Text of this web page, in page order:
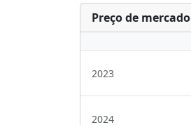
Preço de mercado
2023
2024